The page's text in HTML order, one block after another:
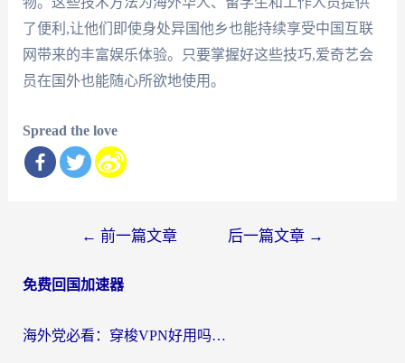
了便利,让他们即使身处异国他乡也能持续享受中国互联
网带来的丰富娱乐体验。只要掌握好这些技巧,爱奇艺会
员在国外也能随心所欲地使用。
Spread the love
导
← 前一篇文章 后一篇文章 →
免费回国加速器
海外党必看：穿梭VPN好用吗？和云帆VPN对比哪个回国效果更好？附真实测评+避坑指南